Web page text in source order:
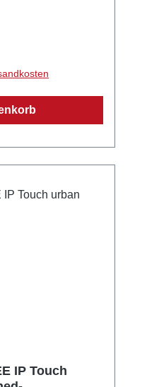
Alphabetische
3,5mm Headset-
Tastatur
IP Touch